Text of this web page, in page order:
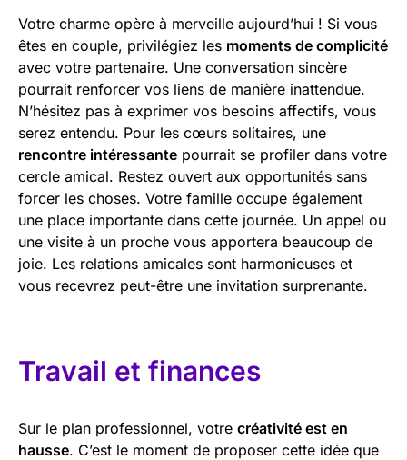
Votre charme opère à merveille aujourd’hui ! Si vous
êtes en couple, privilégiez les moments de complicité
avec votre partenaire. Une conversation sincère
pourrait renforcer vos liens de manière inattendue.
N’hésitez pas à exprimer vos besoins affectifs, vous
serez entendu. Pour les cœurs solitaires, une
rencontre intéressante pourrait se profiler dans votre
cercle amical. Restez ouvert aux opportunités sans
forcer les choses. Votre famille occupe également
une place importante dans cette journée. Un appel ou
une visite à un proche vous apportera beaucoup de
joie. Les relations amicales sont harmonieuses et
vous recevrez peut-être une invitation surprenante.
Travail et finances
Sur le plan professionnel, votre créativité est en
hausse. C’est le moment de proposer cette idée que